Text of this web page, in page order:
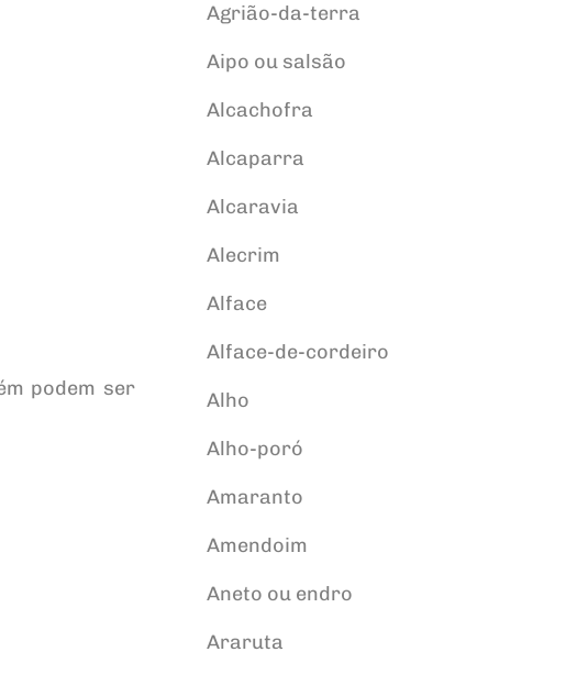
podem ser
Agrião-da-terra
Aipo ou salsão
Alcachofra
Alcaparra
Alcaravia
Alecrim
Alface
Alface-de-cordeiro
Alho
Alho-poró
Amaranto
Amendoim
Aneto ou endro
Araruta